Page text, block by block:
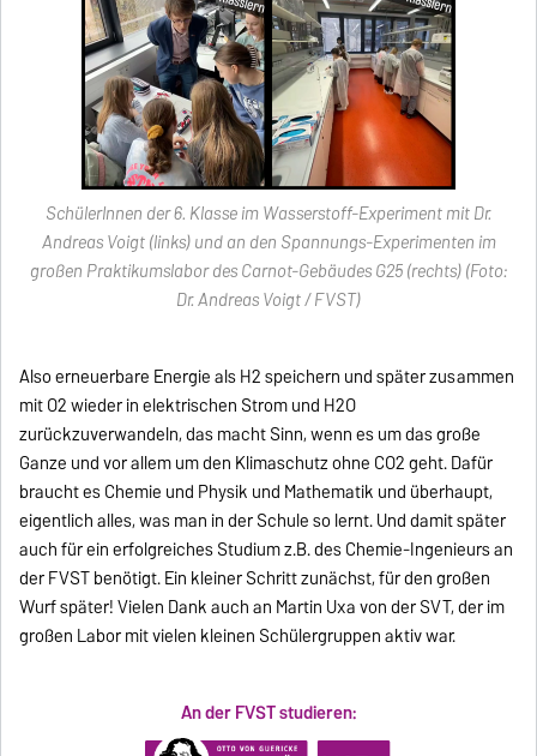
SchülerInnen der 6. Klasse im Wasserstoff-Experiment mit Dr.
Andreas Voigt (links) und an den Spannungs-Experimenten im
großen Praktikumslabor des Carnot-Gebäudes G25 (rechts)(Foto:
Dr. Andreas Voigt / FVST)
Also erneuerbare Energie als H2 speichern und später zusammen
mit O2 wieder in elektrischen Strom und H2O
zurückzuverwandeln, das macht Sinn, wenn es um das große
Ganze und vor allem um den Klimaschutz ohne CO2 geht. Dafür
braucht es Chemie und Physik und Mathematik und überhaupt,
eigentlich alles, was man in der Schule so lernt. Und damit später
auch für ein erfolgreiches Studium z.B. des Chemie-Ingenieurs an
der FVST benötigt. Ein kleiner Schritt zunächst, für den großen
Wurf später! Vielen Dank auch an Martin Uxa von der SVT, der im
großen Labor mit vielen kleinen Schülergruppen aktiv war.
An der FVST studieren: